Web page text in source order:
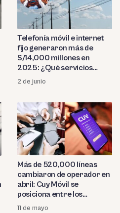
Telefonía móvil e internet
fijo generaron más de
S/14,000 millones en
2025: ¿Qué servicios
facturaron más?
2 de junio
Más de 520,000 líneas
cambiaron de operador en
abril: Cuy Móvil se
posiciona entre los
grandes
11 de mayo